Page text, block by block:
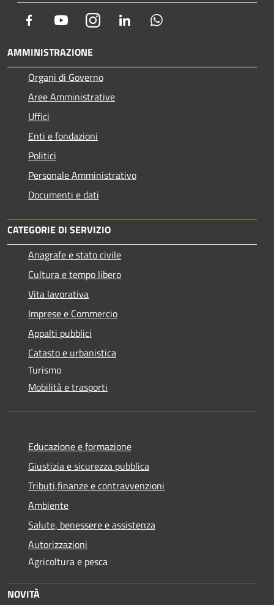
Facebook YoutubeInstagram LinkedIn
AMMINISTRAZIONE
Organi di Governo
Aree Amministrative
Uffici
Enti e fondazioni
Politici
Personale Amministrativo
Documenti e dati
CATEGORIE DI SERVIZIO
Anagrafe e stato civile
Cultura e tempo libero
Vita lavorativa
Imprese e Commercio
Appalti pubblici
Catasto e urbanistica
Turismo
Mobilità e trasporti
Educazione e formazione
Giustizia e sicurezza pubblica
Tributi,finanze e contravvenzioni
Ambiente
Salute, benessere e assistenza
Autorizzazioni
Agricoltura e pesca
NOVITÀ